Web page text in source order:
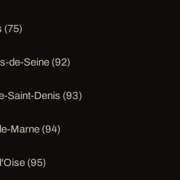
(75)
de-Seine (92)
Saint-Denis (93)
Marne (94)
(95)